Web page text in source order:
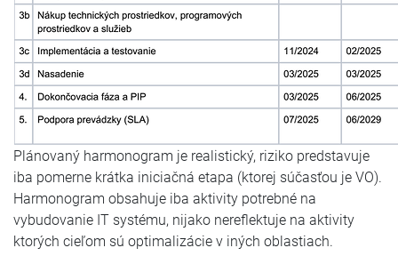
Plánovaný harmonogram je realistický, riziko predstavuje
iba pomerne krátka iniciačná etapa (ktorej súčasťou je VO).
Harmonogram obsahuje iba aktivity potrebné na
vybudovanie IT systému, nijako nereflektuje na aktivity
ktorých cieľom sú optimalizácie v iných oblastiach.